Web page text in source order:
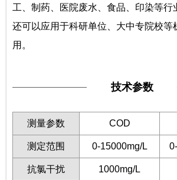
工、制药、医院废水、食品、印染等行
还可以应用于科研单位、大中专院校等
用。
技术参数
测量参数 COD
测定范围 0-15000mg/L
抗氯干扰 1000mg/L